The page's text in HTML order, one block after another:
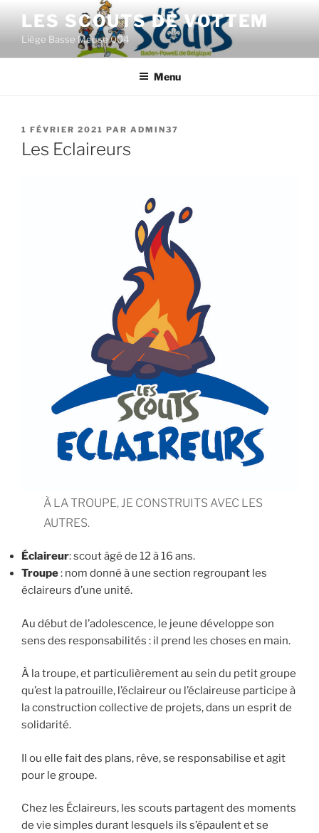
contenu
principal
LES SCOUTS DE VOTTEM
Liège Basse Meuse 004
Menu
PUBLIÉ
LE
1 FÉVRIER 2021 PAR ADMIN37
Les Eclaireurs
À LA TROUPE, JE CONSTRUITS AVEC LES
AUTRES.
Éclaireur: scout âgé de 12 à 16 ans.
Troupe: nom donné à une section regroupant les
éclaireurs d’une unité.
Au début de l’adolescence, le jeune développe son
sens des responsabilités : il prend les choses en main.
À la troupe, et particulièrement au sein du petit groupe
qu’est la patrouille, l’éclaireur ou l’éclaireuse participe à
la construction collective de projets, dans un esprit de
solidarité.
Il ou elle fait des plans, rêve, se responsabilise et agit
pour le groupe.
Chez les Éclaireurs, les scouts partagent des moments
de vie simples durant lesquels ils s’épaulent et se